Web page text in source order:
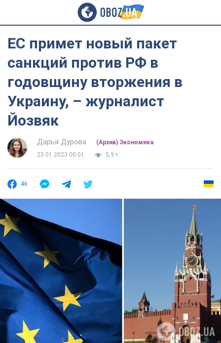
ЕС примет новый пакет
санкций против РФ в
годовщину вторжения в
Украину, – журналист
Йозвяк
Дарья Дурова
(Архив) Экономика
23.01.2023 00:01
5,9 т.
46